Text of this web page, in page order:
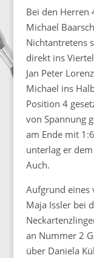
Bei den Herren
Michael
Nichtantretens
direkt ins
Jan Peter
Michael ins
Position 4
von Spannung
am Ende mit
unterlag er
Auch.
Aufgrund eines
Maja Issler bei
an Nummer 2
über Daniela